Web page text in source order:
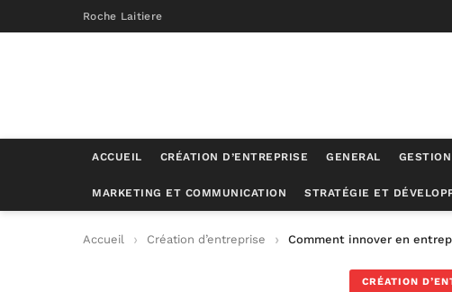
Roche Laitiere
ACCUEIL CRÉATION D’ENTREPRISE GENERAL
MARKETING ET COMMUNICATION STRATÉGIE ET
Accueil Création d’entreprise Comment innover en
CRÉATION